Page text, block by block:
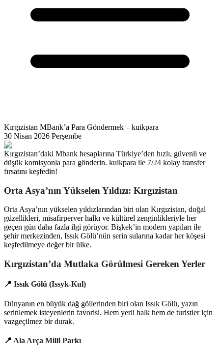
Kırgızistan MBank’a Para Göndermek – kuikpara
30 Nisan 2026 Perşembe
Kırgızistan’daki Mbank hesaplarına Türkiye’den hızlı, güvenli ve
düşük komisyonla para gönderin. kuikpara ile 7/24 kolay transfer
fırsatını keşfedin!
Orta Asya’nın Yükselen Yıldızı: Kırgızistan
Orta Asya’nın yükselen yıldızlarından biri olan Kırgızistan, doğal
güzellikleri, misafirperver halkı ve kültürel zenginlikleriyle her
geçen gün daha fazla ilgi görüyor. Bişkek’in modern yapıları ile
şehir merkezinden, Issık Gölü’nün serin sularına kadar her köşesi
keşfedilmeye değer bir ülke.
Kırgızistan’da Mutlaka Görülmesi Gereken Yerler
📍 Issık Gölü (Issyk-Kul)
Dünyanın en büyük dağ göllerinden biri olan Issık Gölü, yazın
serinlemek isteyenlerin favorisi. Hem yerli halk hem de turistler için
vazgeçilmez bir durak.
📍 Ala Arça Milli Parkı